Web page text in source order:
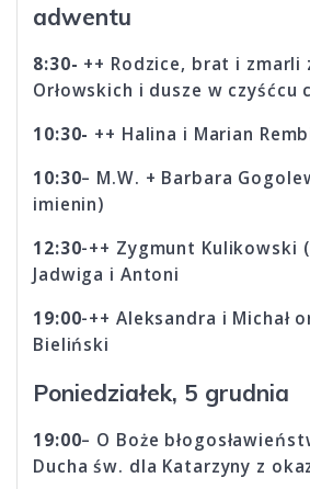
adwentu
8:30- ++ Rodzice, brat i zmarli
Orłowskich i dusze w czyśćcu
10:30- ++ Halina i Marian
10:30– M.W. + Barbara
imienin)
12:30-++ Zygmunt Kulikowski
Jadwiga i Antoni
19:00-++ Aleksandra i Michał
Bieliński
Poniedziałek, 5 grudnia
19:00– O Boże
Ducha św. dla Katarzyny z